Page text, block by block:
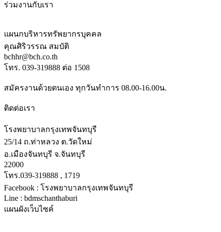
ร่วมงานกับเรา
แผนกบริหารทรัพยากรบุคคล
คุณศิริวรรณ สมบัติ
bchhr@bch.co.th
โทร. 039-319888 ต่อ 1508
สมัครงานด้วยตนเอง ทุกวันทำการ 08.00-16.00น.
ติดต่อเรา
โรงพยาบาลกรุงเทพจันทบุรี
25/14 ถ.ท่าหลวง ต.วัดใหม่
อ.เมืองจันทบุรี จ.จันทบุรี
22000
โทร.039-319888 , 1719
Facebook : โรงพยาบาลกรุงเทพจันทบุรี
Line : bdmschanthaburi
แผนผังเว็บไซค์